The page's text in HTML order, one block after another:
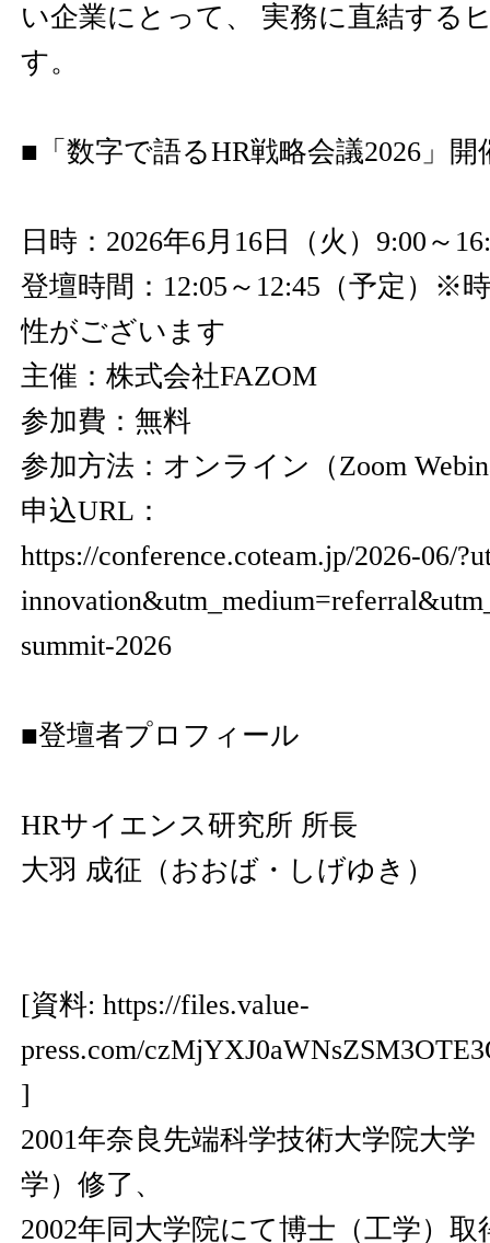
い企業にとって、 実務に直結する
す。
■「数字で語るHR戦略会議2026」開
日時：2026年6月16日（火）9:00～
登壇時間：12:05～12:45（予定）※
性がございます
主催：株式会社FAZOM
参加費：無料
参加方法：オンライン（Zoom
申込URL：
https://conference.coteam.jp/2026-06/
summit-2026
■登壇者プロフィール
HRサイエンス研究所 所長
大羽 成征（おおば・しげゆき）
[資料: https://files.value-
press.com/
]
2001年奈良先端科学技術大学院大
学）修了、
2002年同大学院にて博士（工学）